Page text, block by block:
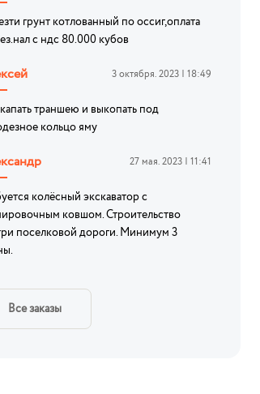
грунт котлованный по оссиг,оплата
с ндс 80.000 кубов
3 октября. 2023 | 18:49
траншею и выкопать под
кольцо яму
27 мая. 2023 | 11:41
колёсный экскаватор с
ковшом. Строительство
поселковой дороги. Минимум 3
Все заказы